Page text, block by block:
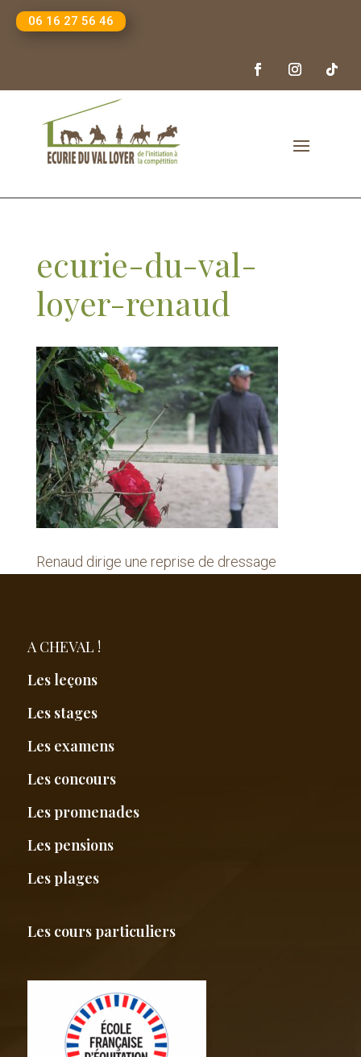
06 16 27 56 46
ecurie-du-val-
loyer-renaud
Renaud dirige une reprise de dressage
A CHEVAL !
Les leçons
Les stages
Les examens
Les concours
Les promenades
Les pensions
Les plages
Les cours particuliers